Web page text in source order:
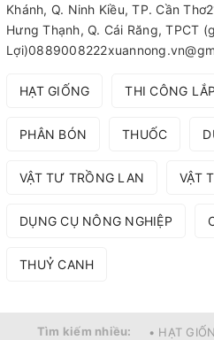
Khánh, Q. Ninh Kiều, TP. Cần
Hưng Thạnh, Q. Cái Răng, TPCT
HẠT GIỐNG THI CÔNG
PHÂN BÓN THUỐC
VẬT TƯ TRỒNG LAN VẬT
DỤNG CỤ NÔNG NGHIỆP
THUỶ CANH
Tìm kiếm nhiều: • HẠT